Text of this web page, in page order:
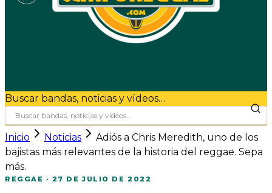
Buscar bandas, noticias y vídeos…
Inicio Noticias
Adiós a Chris Meredith, uno de los
bajistas más relevantes de la historia del reggae. Sepa
más.
REGGAE · 27 DE JULIO DE 2022